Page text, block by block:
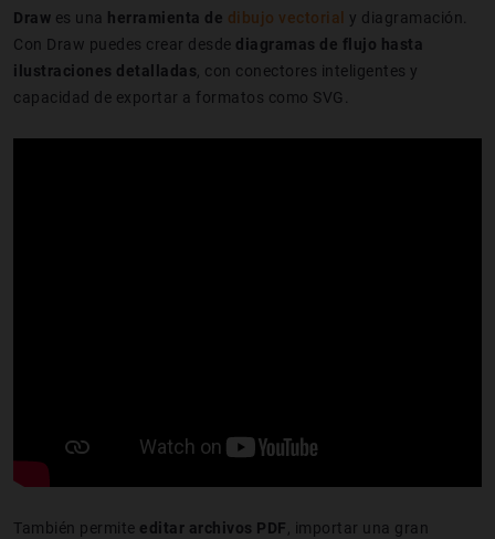
Draw es una herramienta de dibujo vectorial
y diagramación.
Con Draw puedes crear desde diagramas de flujo hasta
ilustraciones detalladas , con conectores inteligentes y
capacidad de exportar a formatos como SVG.
También permite editar archivos PDF , importar una gran